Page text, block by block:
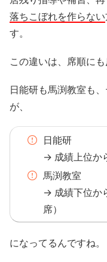
落ちこぼれを作らない
す。
この違いは、席順にも
日能研も馬渕教室も
が、
日能研
→ 成績上位か
馬渕教室
→ 成績下位か
席）
になってるんですね。